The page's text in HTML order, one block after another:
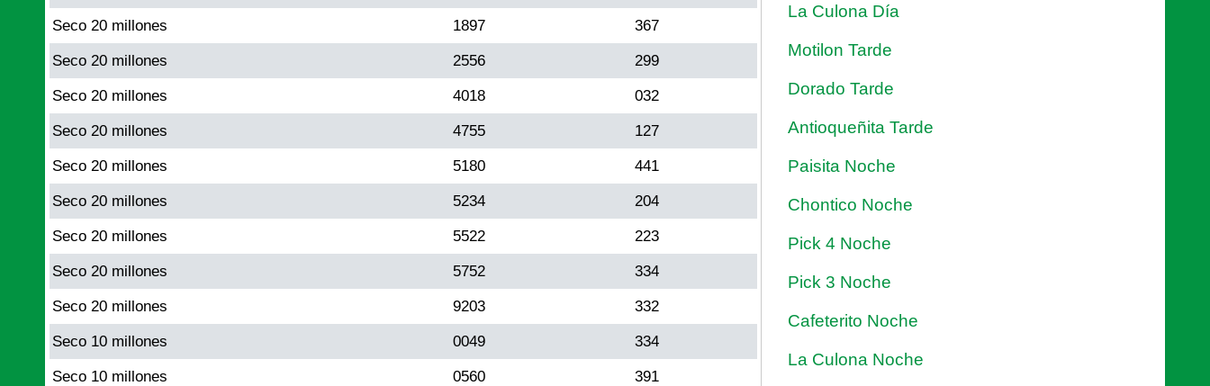
Seco 20 millones 1897 367
Seco 20 millones 2556 299
Seco 20 millones 4018 032
Seco 20 millones 4755 127
Seco 20 millones 5180 441
Seco 20 millones 5234 204
Seco 20 millones 5522 223
Seco 20 millones 5752 334
Seco 20 millones 9203 332
Seco 10 millones 0049 334
Seco 10 millones 0560 391
La Culona Día
Motilon Tarde
Dorado Tarde
Antioqueñita Tarde
Paisita Noche
Chontico Noche
Pick 4 Noche
Pick 3 Noche
Cafeterito Noche
La Culona Noche